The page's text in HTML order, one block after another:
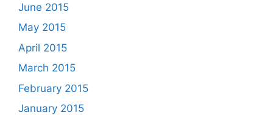
June 2015
May 2015
April 2015
March 2015
February 2015
January 2015